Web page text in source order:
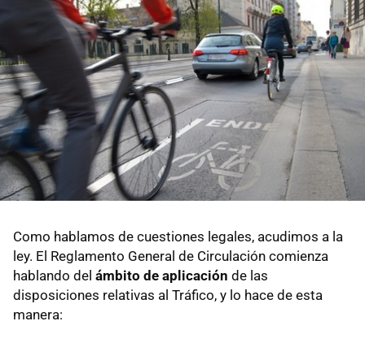
Como hablamos de cuestiones legales, acudimos a la
ley. El Reglamento General de Circulación comienza
hablando del ámbito de aplicación de las
disposiciones relativas al Tráfico, y lo hace de esta
manera: